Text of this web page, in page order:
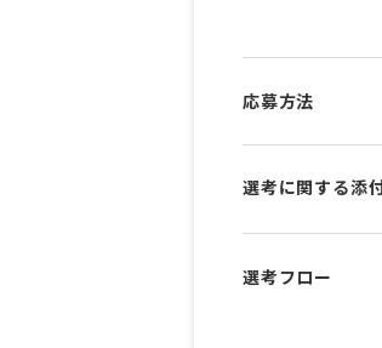
応募方法
選考に関する添
選考フロー